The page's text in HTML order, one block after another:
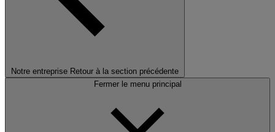
Notre entreprise Retour à la section précédente
Fermer le menu principal